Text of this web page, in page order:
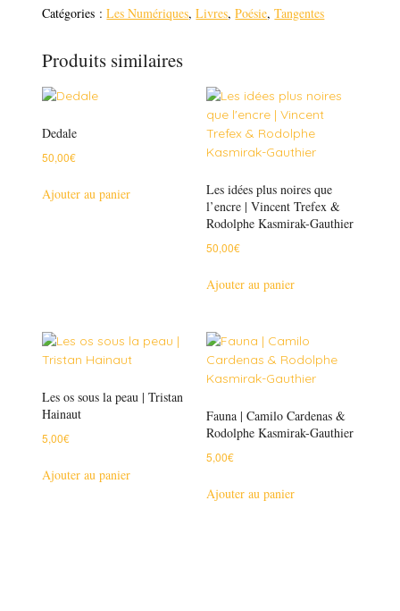
PROSES
Catégories :Les Numériques,Livres,Poésie,Tangentes
Produits similaires
Dedale
50,00€
Ajouter au panier
Les idées plus noires que
l’encre | Vincent Trefex &
Rodolphe Kasmirak-Gauthier
50,00€
Ajouter au panier
Les os sous la peau | Tristan
Hainaut
5,00€
Ajouter au panier
Fauna | Camilo Cardenas &
Rodolphe Kasmirak-Gauthier
5,00€
Ajouter au panier